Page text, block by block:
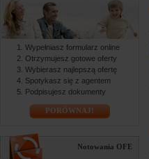
Wypełniasz formularz online
Otrzymujesz gotowe oferty
Wybierasz najlepszą ofertę
Spotykasz się z agentem
Podpisujesz dokumenty
PORÓWNAJ!
Notowania OFE